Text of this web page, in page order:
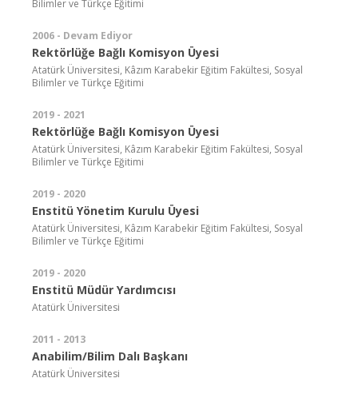
Bilimler ve Türkçe Eğitimi
2006 - Devam Ediyor
Rektörlüğe Bağlı Komisyon Üyesi
Atatürk Üniversitesi, Kâzım Karabekir Eğitim Fakültesi, Sosyal
Bilimler ve Türkçe Eğitimi
2019 - 2021
Rektörlüğe Bağlı Komisyon Üyesi
Atatürk Üniversitesi, Kâzım Karabekir Eğitim Fakültesi, Sosyal
Bilimler ve Türkçe Eğitimi
2019 - 2020
Enstitü Yönetim Kurulu Üyesi
Atatürk Üniversitesi, Kâzım Karabekir Eğitim Fakültesi, Sosyal
Bilimler ve Türkçe Eğitimi
2019 - 2020
Enstitü Müdür Yardımcısı
Atatürk Üniversitesi
2011 - 2013
Anabilim/Bilim Dalı Başkanı
Atatürk Üniversitesi